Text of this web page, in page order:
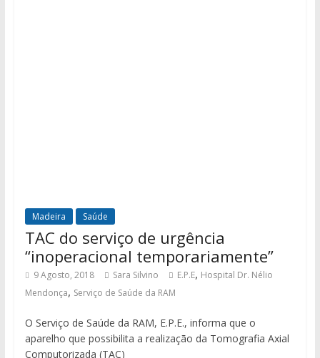
Madeira Saúde
TAC do serviço de urgência
“inoperacional temporariamente”
9 Agosto, 2018 Sara Silvino E.P.E, Hospital Dr. Nélio
Mendonça, Serviço de Saúde da RAM
O Serviço de Saúde da RAM, E.P.E., informa que o
aparelho que possibilita a realização da Tomografia Axial
Computorizada (TAC)